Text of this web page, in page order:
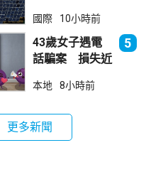
克：中國無法再
傾銷
國際 10小時前
43歲女子遇電
話騙案 損失近
5
本地 8小時前
更多新聞